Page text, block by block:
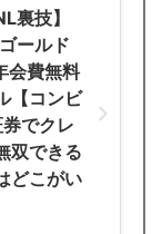
裏技】
ールド
会費無料
【コンビ
でクレ
双できる
どこがい